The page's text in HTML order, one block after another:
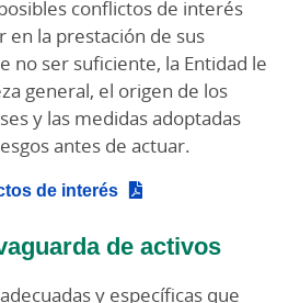
conflictos de interés
en la prestación de sus
no ser suficiente, la Entidad le
general, el origen de los
y las medidas adoptadas
antes de actuar.
de interés
de activos
y específicas que